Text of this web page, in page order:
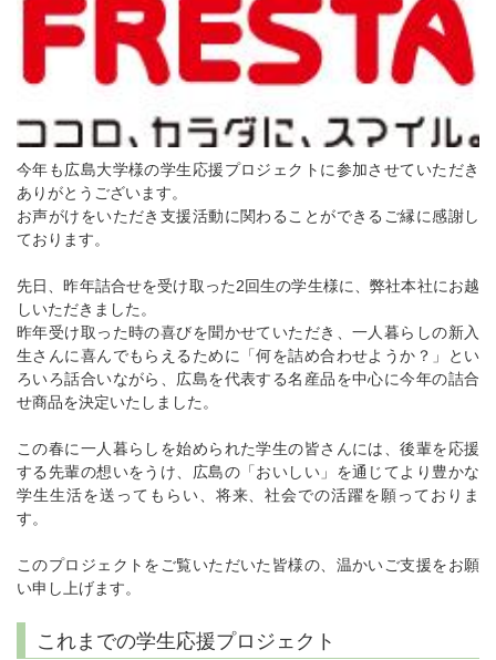
今年も広島大学様の学生応援プロジェクトに参加させていただき
ありがとうございます。
お声がけをいただき支援活動に関わることができるご縁に感謝し
ております。
先日、昨年詰合せを受け取った2回生の学生様に、弊社本社にお越
しいただきました。
昨年受け取った時の喜びを聞かせていただき、一人暮らしの新入
生さんに喜んでもらえるために「何を詰め合わせようか？」とい
ろいろ話合いながら、広島を代表する名産品を中心に今年の詰合
せ商品を決定いたしました。
この春に一人暮らしを始められた学生の皆さんには、後輩を応援
する先輩の想いをうけ、広島の「おいしい」を通じてより豊かな
学生生活を送ってもらい、将来、社会での活躍を願っておりま
す。
このプロジェクトをご覧いただいた皆様の、温かいご支援をお願
い申し上げます。
これまでの学生応援プロジェクト